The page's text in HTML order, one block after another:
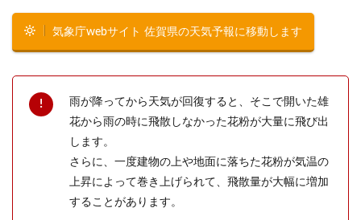
気象庁webサイト 佐賀県の天気予報に移動します
雨が降ってから天気が回復すると、そこで開いた雄
花から雨の時に飛散しなかった花粉が大量に飛び出
します。
さらに、一度建物の上や地面に落ちた花粉が気温の
上昇によって巻き上げられて、飛散量が大幅に増加
することがあります。